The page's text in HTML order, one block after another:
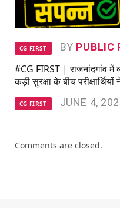
CG FIRST BY PUBLIC
#CG FIRST | राजनांदगांव में
कड़ी सुरक्षा के बीच परीक्षार्थियों
CG FIRST JUNE 4,
Comments are closed.